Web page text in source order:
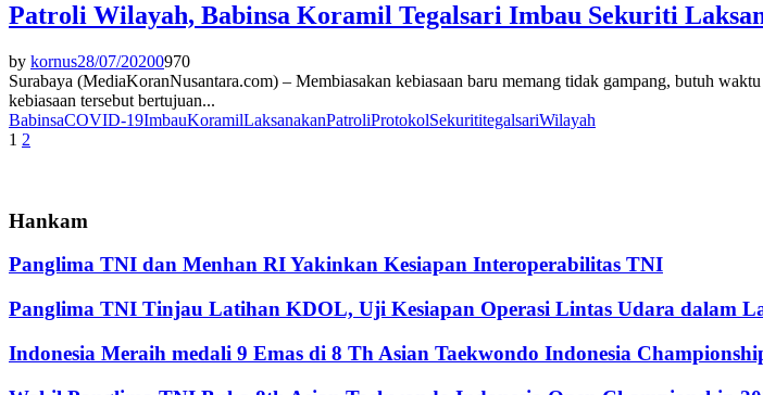
Patroli Wilayah, Babinsa Koramil Tegalsari Imbau Sekuriti
by kornus28/07/20200970
Surabaya (MediaKoranNusantara.com) – Membiasakan kebiasaan baru memang tidak gampang, butuh
kebiasaan tersebut bertujuan...
BabinsaCOVID-19ImbauKoramilLaksanakanPatroliProtokolSekurititegalsariWilayah
Paginasi
1 2
Hankam
Panglima TNI dan Menhan RI Yakinkan Kesiapan Interoperabilitas TNI
Panglima TNI Tinjau Latihan KDOL, Uji Kesiapan Operasi Lintas Udara dalam
Indonesia Meraih medali 9 Emas di 8 Th Asian Taekwondo Indonesia